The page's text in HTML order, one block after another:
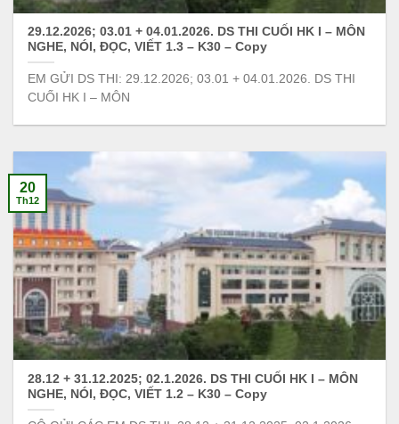
29.12.2026; 03.01 + 04.01.2026. DS THI CUỐI HK I – MÔN
NGHE, NÓI, ĐỌC, VIẾT 1.3 – K30 – Copy
EM GỬI DS THI: 29.12.2026; 03.01 + 04.01.2026. DS THI
CUỐI HK I – MÔN
28.12 + 31.12.2025; 02.1.2026. DS THI CUỐI HK I – MÔN
NGHE, NÓI, ĐỌC, VIẾT 1.2 – K30 – Copy
20
Th12